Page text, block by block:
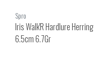
Spro
Iris Walk'R Hardlure Herring
6.5cm 6.7Gr